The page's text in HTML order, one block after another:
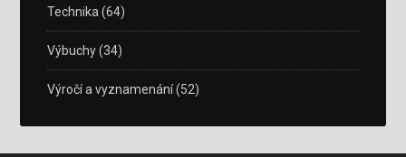
Technika (64)
Výbuchy(34)
Výročí a vyznamenání(52)